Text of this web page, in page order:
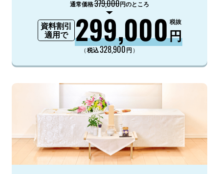
通常価格379,000円のところ
資料割引
適用で
299,000円
税抜
（税込328,900円 ）